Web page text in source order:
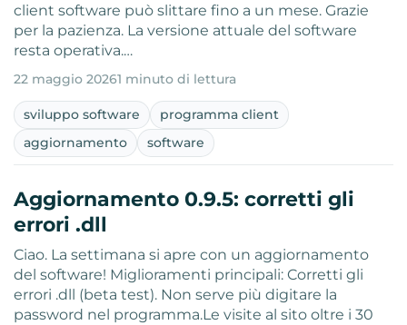
client software può slittare fino a un mese. Grazie
per la pazienza. La versione attuale del software
resta operativa.…
22 maggio 20261 minuto di lettura
sviluppo software
programma client
aggiornamento
software
Aggiornamento 0.9.5: corretti gli
errori .dll
Ciao. La settimana si apre con un aggiornamento
del software! Miglioramenti principali: Corretti gli
errori .dll (beta test). Non serve più digitare la
password nel programma.Le visite al sito oltre i 30